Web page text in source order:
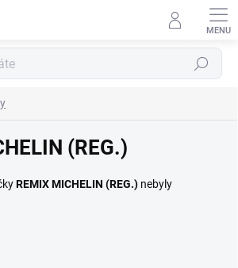
Hledat
(REG.)
REMIX MICHELIN (REG.) nebyly